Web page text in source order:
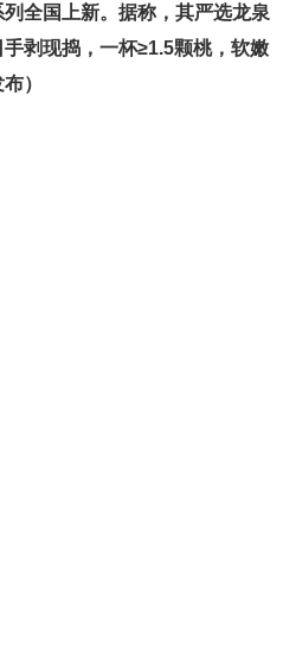
全国上新。据称，其严选龙泉
剥现捣，一杯≥1.5颗桃，软嫩
）